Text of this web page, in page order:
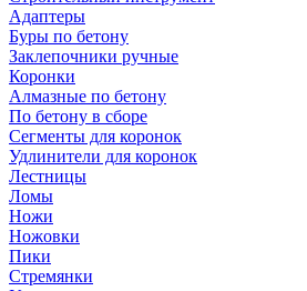
Адаптеры
Буры по бетону
Заклепочники ручные
Коронки
Алмазные по бетону
По бетону в сборе
Сегменты для коронок
Удлинители для коронок
Лестницы
Ломы
Ножи
Ножовки
Пики
Стремянки